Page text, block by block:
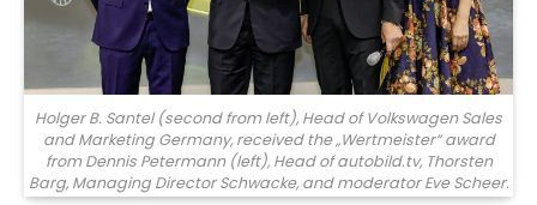
Holger B. Santel (second from left), Head of Volkswagen Sales
and Marketing Germany, received the „Wertmeister“ award
from Dennis Petermann (left), Head of autobild.tv, Thorsten
Barg, Managing Director Schwacke, and moderator Eve Scheer.